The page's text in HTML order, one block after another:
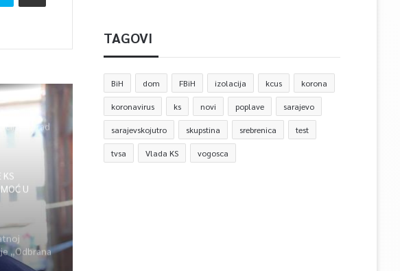
uz rad
KS
U
„Odbrana
TAGOVI
BiH dom FBiH izolacija kcus korona
koronavirus ks novi poplave sarajevo
sarajevskojutro skupstina srebrenica test
tvsa Vlada KS vogosca